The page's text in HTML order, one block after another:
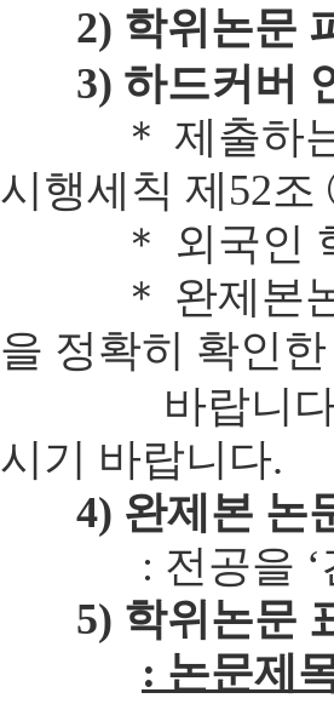
2) 학위논문
3) 하드커버
＊ 제출하는
시행세칙 제52
＊ 외국인
＊ 완제본
을 정확히 확인
바랍니다.틀
시기 바랍니다.
4) 완제본 논
: 전공을 ‘간
5) 학위논문
: 논문제